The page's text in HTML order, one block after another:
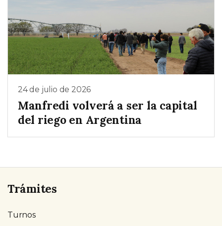
24 de julio de 2026
Manfredi volverá a ser la capital
del riego en Argentina
Trámites
Turnos